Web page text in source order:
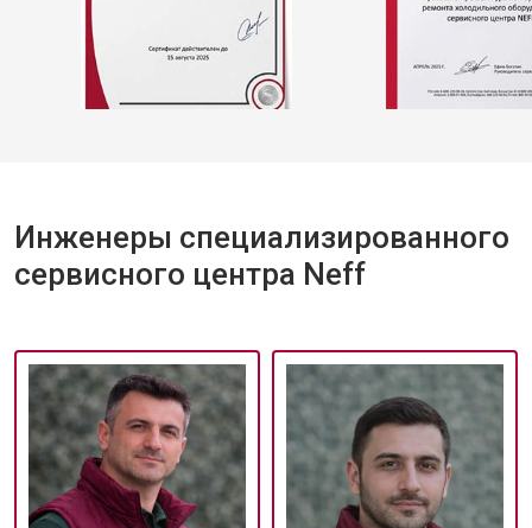
Инженеры специализированного
сервисного центра Neff